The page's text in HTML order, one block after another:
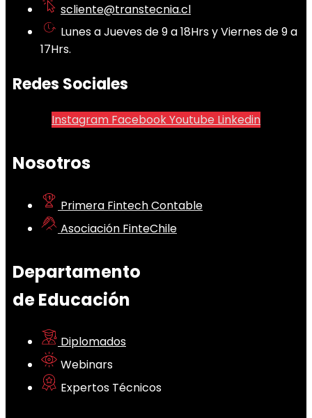
scliente@transtecnia.cl
Lunes a Jueves de 9 a 18Hrs y Viernes de 9 a
17Hrs.
Redes Sociales
Instagram FacebookYoutube Linkedin
Nosotros
Primera Fintech Contable
Asociación FinteChile
Departamento
de Educación
Diplomados
Webinars
Expertos Técnicos